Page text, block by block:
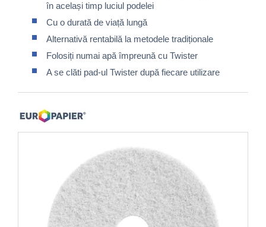
în același timp luciul podelei
Cu o durată de viață lungă
Alternativă rentabilă la metodele tradiționale
Folosiți numai apă împreună cu Twister
A se clăti pad-ul Twister după fiecare utilizare